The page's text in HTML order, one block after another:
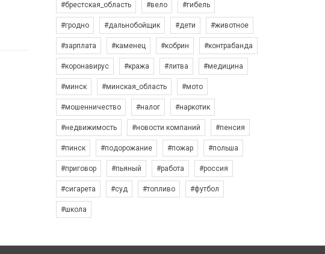
#брестская_область #вело #гибель
#гродно #дальнобойщик #дети #животное
#зарплата #каменец #кобрин #контрабанда
#коронавирус #кража #литва #медицина
#минск #минская_область #мото
#мошенничество #налог #наркотик
#недвижимость #новости компаний #пенсия
#пинск #подорожание #пожар #польша
#приговор #пьяный #работа #россия
#сигарета #суд #топливо #футбол
#школа